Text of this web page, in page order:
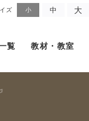
ズ 小 中 大
覧 教材・教室